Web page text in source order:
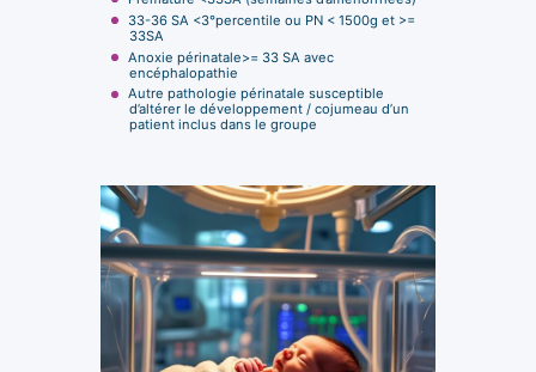
33-36 SA <3°percentile ou PN < 1500g et >=
33SA
Anoxie périnatale>= 33 SA avec
encéphalopathie
Autre pathologie périnatale susceptible
d’altérer le développement / cojumeau d’un
patient inclus dans le groupe